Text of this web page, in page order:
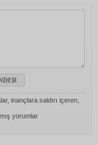
inançlara saldırı içeren,
yorumlar